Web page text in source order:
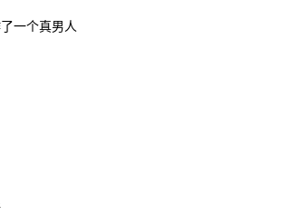
一个真男人